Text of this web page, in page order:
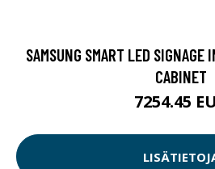
SAMSUNG SMART LED SIGNAGE
CABINET
7254.45